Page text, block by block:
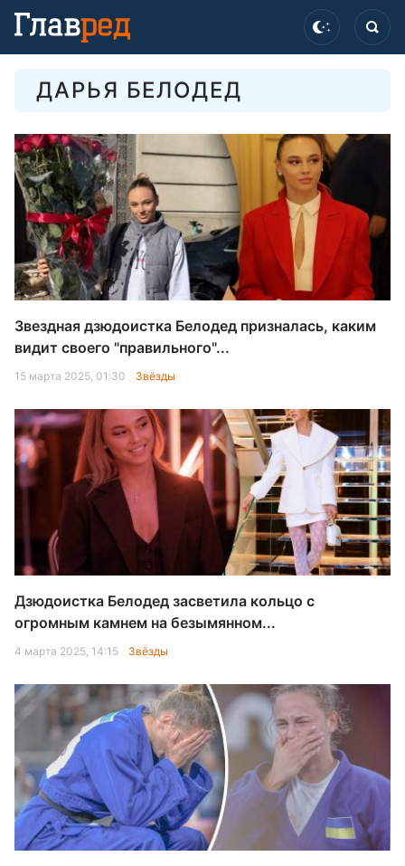
ДАРЬЯ БЕЛОДЕД
Звездная дзюдоистка Белодед призналась, каким
видит своего "правильного"...
15 марта 2025, 01:30 Звёзды
Дзюдоистка Белодед засветила кольцо с
огромным камнем на безымянном...
4 марта 2025, 14:15 Звёзды